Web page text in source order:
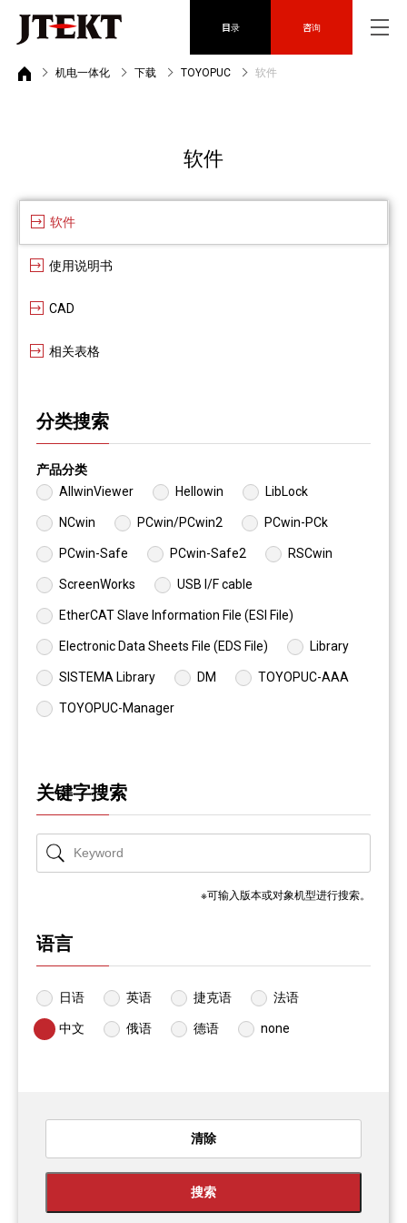
目录 咨询
机电一体化 下载 TOYOPUC 软件
软件
软件
使用说明书
CAD
相关表格
分类搜索
产品分类
AllwinViewer
Hellowin LibLock
NCwin PCwin/PCwin2 PCwin-PCk
PCwin-Safe PCwin-Safe2 RSCwin
ScreenWorks USB I/F cable
EtherCAT Slave Information File (ESI File)
Electronic Data Sheets File (EDS File) Library
SISTEMA Library DM TOYOPUC-AAA
TOYOPUC-Manager
关键字搜索
※可输入版本或对象机型进行搜索。
语言
日语 英语 捷克语 法语
中文 俄语 德语 none